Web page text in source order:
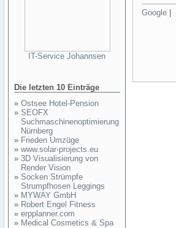
IT-Service Johannsen
Die letzten 10 Einträge
» Ostsee Hotel-Pension
» SEOFX
Suchmaschinenoptimierung
Nürnberg
» Frieden Umzüge
» www.solar-projects.eu
» 3D Visualisierung von
Render Vision
» Socken Strümpfe
Strumpfhosen Leggings
» MYWAY GmbH
» Robert Engel Fitness
» erpplanner.com
» Medical Cosmetics & Spa
Google